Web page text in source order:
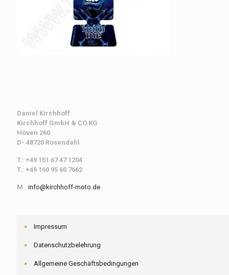
Daniel Kirchhoff
Kirchhoff GmbH & CO.KG
Höven 260
D- 48720 Rosendahl
T.: +49 151 67 47 1204
T.: +49 160 95 60 7662
M.: info@kirchhoff-moto.de
Impressum
Datenschutzbelehrung
Allgemeine Geschäftsbedingungen